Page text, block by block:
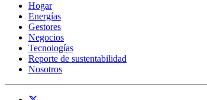
Hogar
Energías
Gestores
Negocios
Tecnologías
Reporte de sustentabilidad
Nosotros